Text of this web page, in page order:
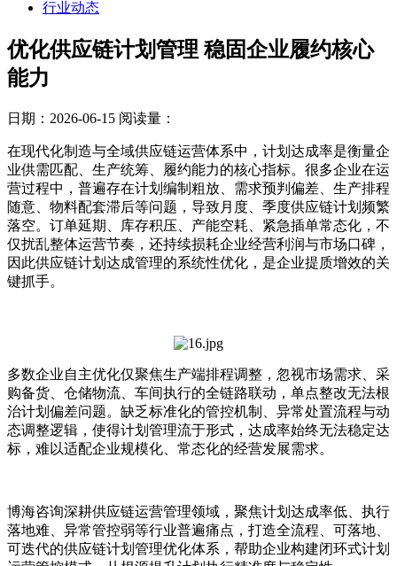
行业动态
优化供应链计划管理 稳固企业履约核心
能力
日期：2026-06-15 阅读量：
在现代化制造与全域供应链运营体系中，计划达成率是衡量企
业供需匹配、生产统筹、履约能力的核心指标。很多企业在运
营过程中，普遍存在计划编制粗放、需求预判偏差、生产排程
随意、物料配套滞后等问题，导致月度、季度供应链计划频繁
落空。订单延期、库存积压、产能空耗、紧急插单常态化，不
仅扰乱整体运营节奏，还持续损耗企业经营利润与市场口碑，
因此供应链计划达成管理的系统性优化，是企业提质增效的关
键抓手。
多数企业自主优化仅聚焦生产端排程调整，忽视市场需求、采
购备货、仓储物流、车间执行的全链路联动，单点整改无法根
治计划偏差问题。缺乏标准化的管控机制、异常处置流程与动
态调整逻辑，使得计划管理流于形式，达成率始终无法稳定达
标，难以适配企业规模化、常态化的经营发展需求。
博海咨询深耕供应链运营管理领域，聚焦计划达成率低、执行
落地难、异常管控弱等行业普遍痛点，打造全流程、可落地、
可迭代的供应链计划管理优化体系，帮助企业构建闭环式计划